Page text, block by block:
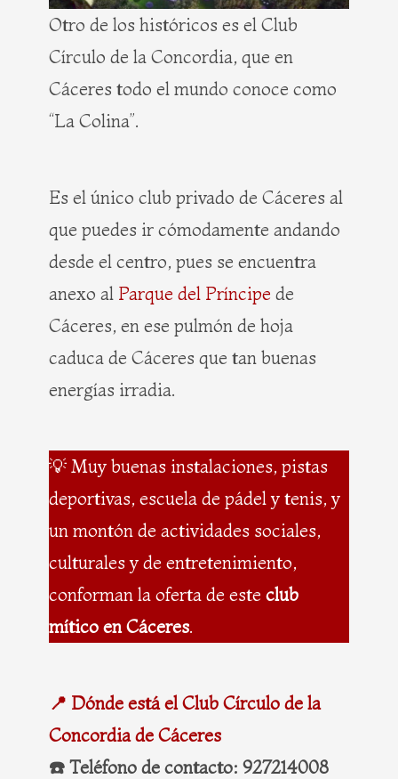
Otro de los históricos es el Club
Círculo de la Concordia, que en
Cáceres todo el mundo conoce como
“La Colina”.
Es el único club privado de Cáceres al
que puedes ir cómodamente andando
desde el centro, pues se encuentra
anexo al Parque del Príncipe de
Cáceres, en ese pulmón de hoja
caduca de Cáceres que tan buenas
energías irradia.
💡 Muy buenas instalaciones, pistas
deportivas, escuela de pádel y tenis, y
un montón de actividades sociales,
culturales y de entretenimiento,
conforman la oferta de este club
mítico en Cáceres.
📍 Dónde está el Club Círculo de la
Concordia de Cáceres
☎️ Teléfono de contacto: 927214008